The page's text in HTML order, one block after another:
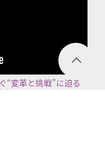
“変革と挑戦”に迫る
＞